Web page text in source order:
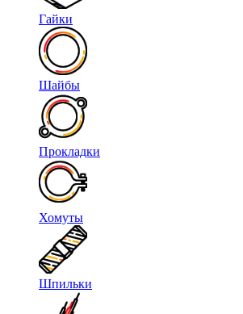
Гайки
Шайбы
Прокладки
Хомуты
Шпильки